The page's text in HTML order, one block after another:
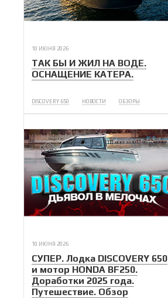
10 ИЮНЯ 2026
ТАК БЫ И ЖИЛ НА ВОДЕ.
ОСНАЩЕНИЕ КАТЕРА.
DISCOVERY 650 НОВОСТИ ОБЗОРЫ
10 ИЮНЯ 2026
СУПЕР. Лодка DISCOVERY 650
и мотор HONDA BF250.
Доработки 2025 года.
Путешествие. Обзор